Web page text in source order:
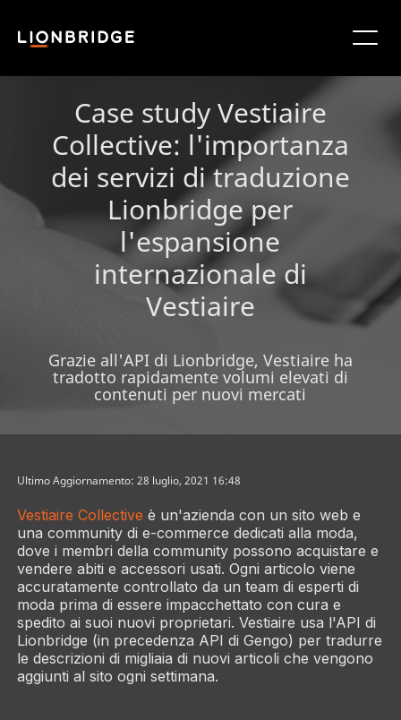
Case study Vestiaire
Collective: l'importanza
dei servizi di traduzione
Lionbridge per
l'espansione
internazionale di
Vestiaire
Grazie all'API di Lionbridge, Vestiaire ha
tradotto rapidamente volumi elevati di
contenuti per nuovi mercati
Ultimo Aggiornamento: 28 luglio, 2021 16:48
Vestiaire Collective è un'azienda con un sito web e
una community di e-commerce dedicati alla moda,
dove i membri della community possono acquistare e
vendere abiti e accessori usati. Ogni articolo viene
accuratamente controllato da un team di esperti di
moda prima di essere impacchettato con cura e
spedito ai suoi nuovi proprietari. Vestiaire usa l'API di
Lionbridge (in precedenza API di Gengo) per tradurre
le descrizioni di migliaia di nuovi articoli che vengono
aggiunti al sito ogni settimana.